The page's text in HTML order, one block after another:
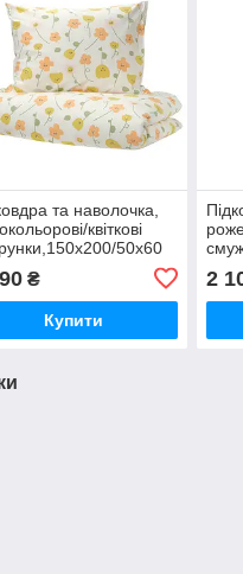
та наволочка,
квіткові
50x60
₴
Купити
2